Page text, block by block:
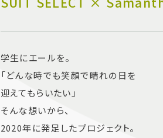
学生にエールを。
「どんな時でも笑顔で晴れの日を
迎えてもらいたい」
そんな想いから、
2020年に発足したプロジェクト。